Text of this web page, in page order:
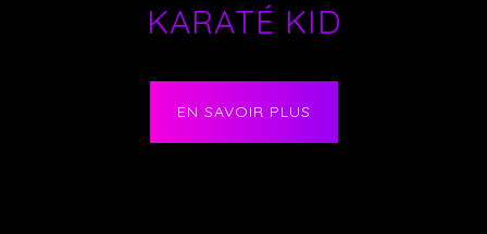
KARATÉ KID
EN SAVOIR PLUS